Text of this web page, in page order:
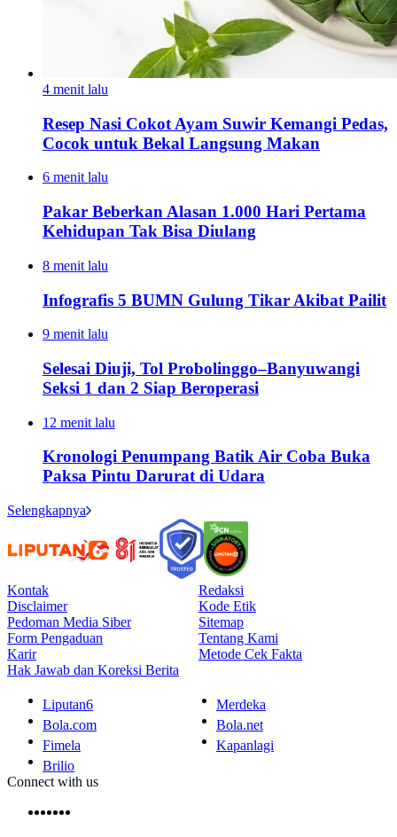
4 menit lalu
Resep Nasi Cokot Ayam Suwir Kemangi Pedas,
Cocok untuk Bekal Langsung Makan
6 menit lalu
Pakar Beberkan Alasan 1.000 Hari Pertama
Kehidupan Tak Bisa Diulang
8 menit lalu
Infografis 5 BUMN Gulung Tikar Akibat Pailit
9 menit lalu
Selesai Diuji, Tol Probolinggo–Banyuwangi
Seksi 1 dan 2 Siap Beroperasi
12 menit lalu
Kronologi Penumpang Batik Air Coba Buka
Paksa Pintu Darurat di Udara
Selengkapnya
Kontak
Redaksi
Disclaimer
Kode Etik
Pedoman Media Siber
Sitemap
Form Pengaduan
Tentang Kami
Karir
Metode Cek Fakta
Hak Jawab dan Koreksi Berita
Liputan6
Merdeka
Bola.com
Bola.net
Fimela
Kapanlagi
Brilio
Connect with us